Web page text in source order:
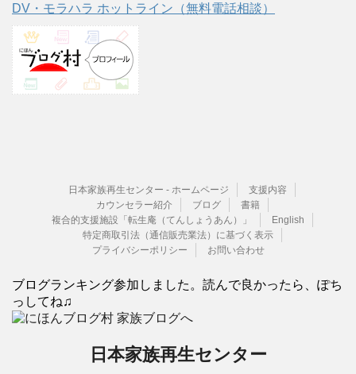
DV・モラハラ ホットライン（無料電話相談）
日本家族再生センター - ホームページ
支援内容
カウンセラー紹介
ブログ
書籍
複合的支援施設「転生庵（てんしょうあん）」
English
特定商取引法（通信販売業法）に基づく表示
プライバシーポリシー
お問い合わせ
ブログランキング参加しました。読んで良かったら、ぽち
っしてね♫
日本家族再生センター